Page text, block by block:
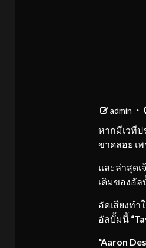
admin
หากมีเวที
ขาดลอย เ
และล่าสุดเ
เดิมของอัล
อัดเสียงทำ
อัลบั้มนี้
“Aaron